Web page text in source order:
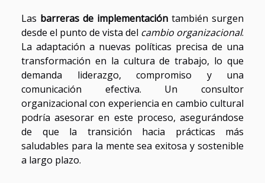
Las barreras de implementación también surgen
desde el punto de vista del cambio organizacional.
La adaptación a nuevas políticas precisa de una
transformación en la cultura de trabajo, lo que
demanda liderazgo, compromiso y una
comunicación efectiva. Un consultor
organizacional con experiencia en cambio cultural
podría asesorar en este proceso, asegurándose
de que la transición hacia prácticas más
saludables para la mente sea exitosa y sostenible
a largo plazo.